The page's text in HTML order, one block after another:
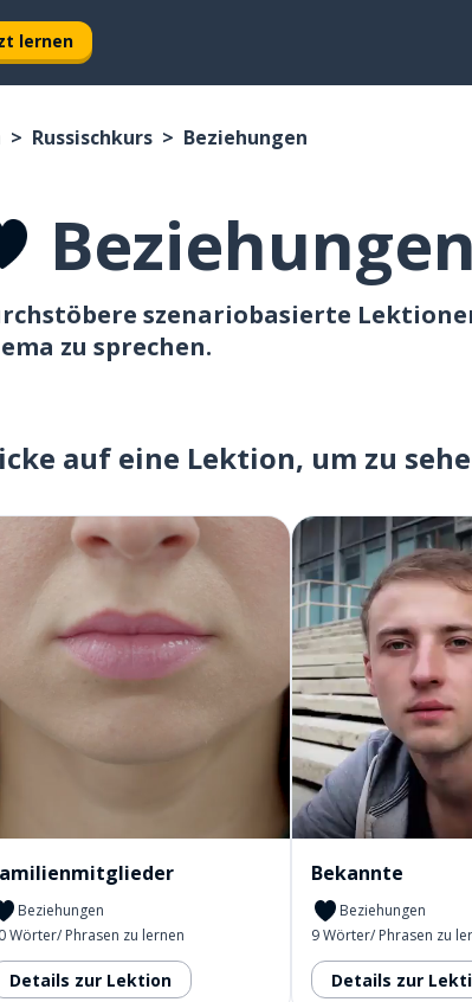
lernen
Russischkurs Beziehungen
Beziehungen
szenariobasierte
zu sprechen.
auf eine Lektion, um zu
Beziehungen
Wörter/ Phrasen zu lernen
Details zur Lektion
Bekannte
Beziehungen
9 Wörter/ Phrasen zu
Details zur